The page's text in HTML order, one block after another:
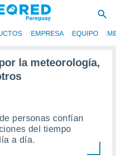
EMPRESA EQUIPO
la meteorología,
personas confían
del tiempo
a día.